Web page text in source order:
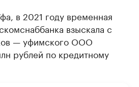
в 2021 году временная
взыскала с
— уфимского ООО
рублей по кредитному